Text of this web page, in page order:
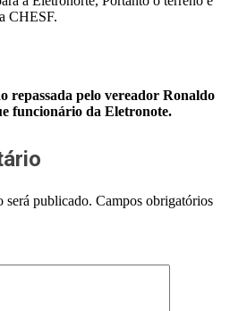
CHESF.
repassada pelo vereador Ronaldo
funcionário da Eletronote.
será publicado. Campos obrigatórios